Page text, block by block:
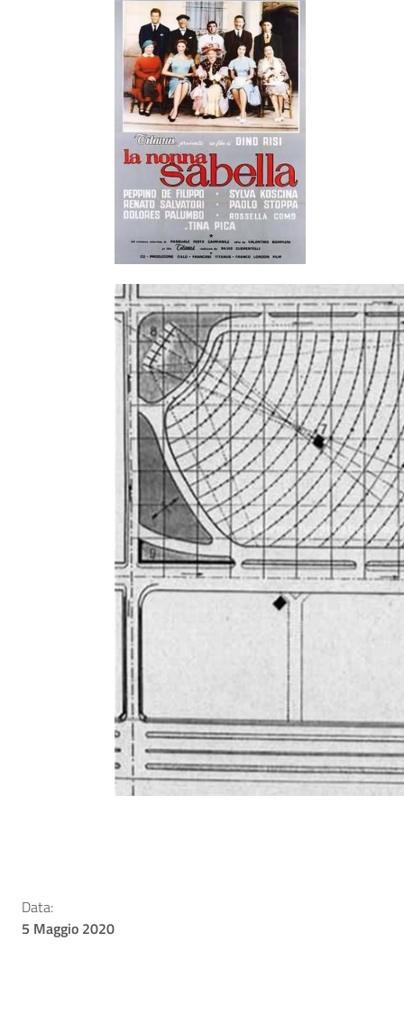
Data:
5 Maggio 2020